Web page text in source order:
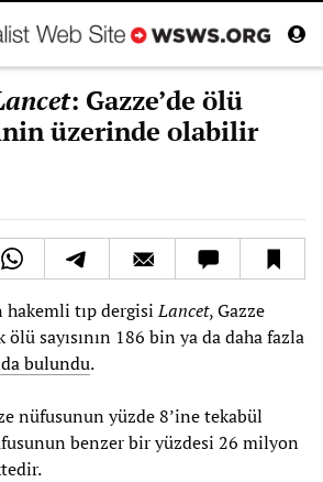
: Gazze’de ölü
üzerinde olabilir
hakemli tıp dergisiLancet, Gazze
ölü sayısının 186 bin ya da daha fazla
bulundu.
nüfusunun yüzde 8’ine tekabül
benzer bir yüzdesi 26 milyon